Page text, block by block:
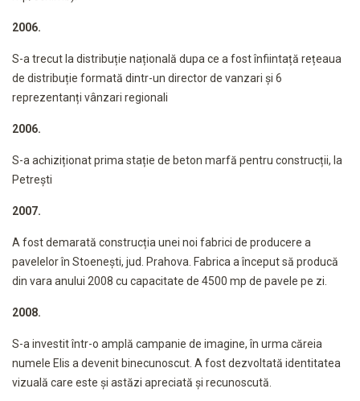
2006.
S-a trecut la distribuție națională dupa ce a fost înfiintață rețeaua
de distribuție formată dintr-un director de vanzari și 6
reprezentanți vânzari regionali
2006.
S-a achiziționat prima stație de beton marfă pentru construcții, la
Petrești
2007.
A fost demarată construcția unei noi fabrici de producere a
pavelelor în Stoenești, jud. Prahova. Fabrica a început să producă
din vara anului 2008 cu capacitate de 4500 mp de pavele pe zi.
2008.
S-a investit într-o amplă campanie de imagine, în urma căreia
numele Elis a devenit binecunoscut. A fost dezvoltată identitatea
vizuală care este și astăzi apreciată și recunoscută.